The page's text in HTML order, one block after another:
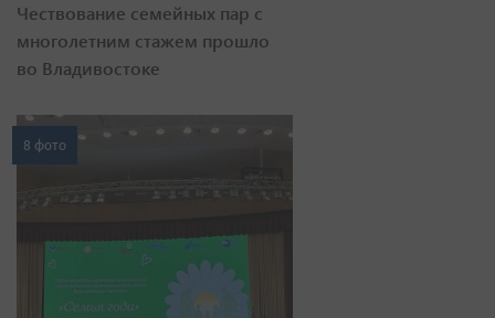
Чествование семейных пар с
многолетним стажем прошло
во Владивостоке
8 фото